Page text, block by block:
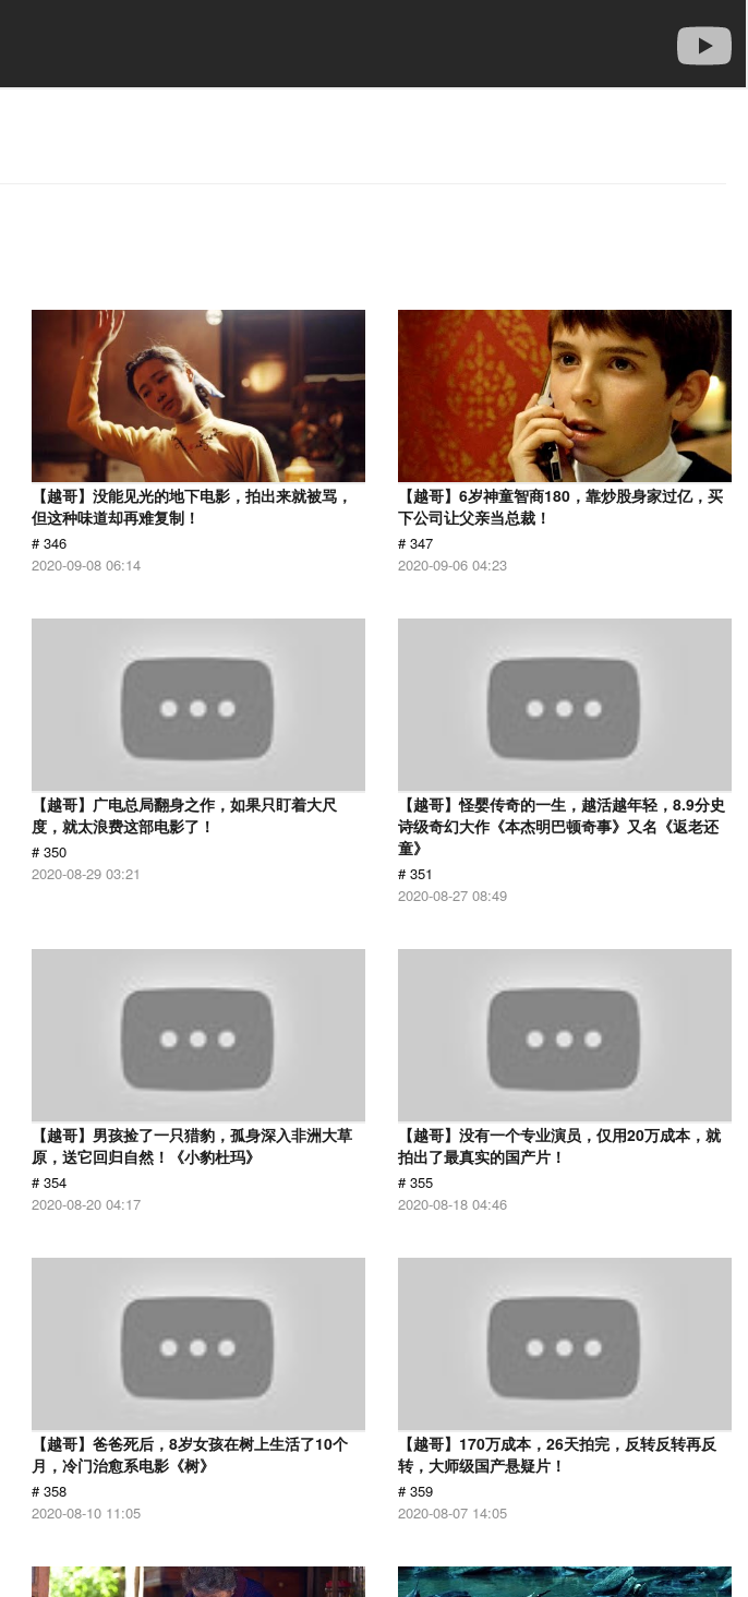
【越哥】没能见光的地下电影，拍出来就被骂，
但这种味道却再难复制！
# 346
2020-09-08 06:14
【越哥】6岁神童智商180，靠炒股身家过亿，买
下公司让父亲当总裁！
# 347
2020-09-06 04:23
【越哥】广电总局翻身之作，如果只盯着大尺
度，就太浪费这部电影了！
# 350
2020-08-29 03:21
【越哥】怪婴传奇的一生，越活越年轻，8.9分史
诗级奇幻大作《本杰明巴顿奇事》又名《返老还
童》
# 351
2020-08-27 08:49
【越哥】男孩捡了一只猎豹，孤身深入非洲大草
原，送它回归自然！《小豹杜玛》
# 354
2020-08-20 04:17
【越哥】没有一个专业演员，仅用20万成本，就
拍出了最真实的国产片！
# 355
2020-08-18 04:46
【越哥】爸爸死后，8岁女孩在树上生活了10个
月，冷门治愈系电影《树》
# 358
2020-08-10 11:05
【越哥】170万成本，26天拍完，反转反转再反
转，大师级国产悬疑片！
# 359
2020-08-07 14:05